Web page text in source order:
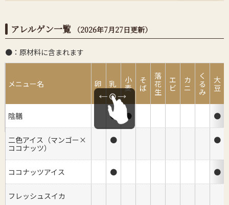
アレルゲン一覧 （2026年7月27日更新）
●： 原材料に含まれます
メニュー名 卵 乳
小
麦
そ
ば
落
花
生
エ
ビ
カ
ニ
く
る
み
大
豆
陰膳 ● ● ●
二色アイス（マンゴー×
ココナッツ）
● ●
ココナッツアイス ● ●
フレッシュスイカ